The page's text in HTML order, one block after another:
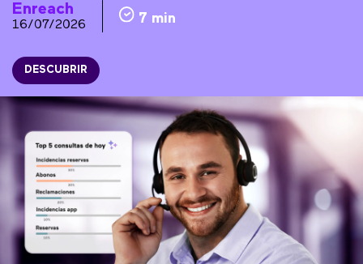
Enreach
16/07/2026 7 min
DESCUBRIR